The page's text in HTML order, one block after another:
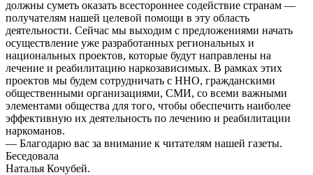
должны суметь оказать всестороннее содействие странам —
получателям нашей целевой помощи в эту область
деятельности. Сейчас мы выходим с предложениями начать
осуществление уже разработанных региональных и
национальных проектов, которые будут направлены на
лечение и реабилитацию наркозависимых. В рамках этих
проектов мы будем сотрудничать с ННО, гражданскими
общественными организациями, СМИ, со всеми важными
элементами общества для того, чтобы обеспечить наиболее
эффективную их деятельность по лечению и реабилитации
наркоманов.
— Благодарю вас за внимание к читателям нашей газеты.
Беседовала
Наталья Кочубей.